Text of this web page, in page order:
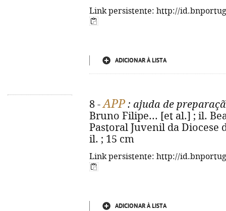
Link persistente: http://
ADICIONAR À LISTA
8 -APP : ajuda de
Bruno Filipe... [et al.] ; il.
Pastoral Juvenil da Diocese
il. ; 15 cm
Link persistente: http://
ADICIONAR À LISTA